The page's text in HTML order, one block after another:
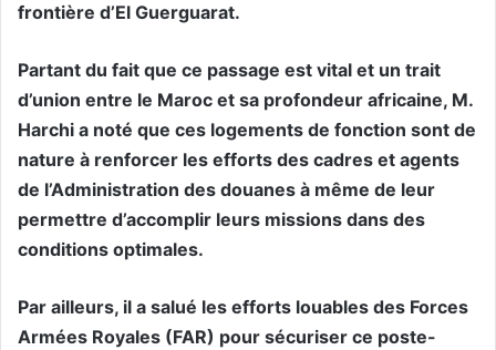
frontière d’El Guerguarat.
Partant du fait que ce passage est vital et un trait
d’union entre le Maroc et sa profondeur africaine, M.
Harchi a noté que ces logements de fonction sont de
nature à renforcer les efforts des cadres et agents
de l’Administration des douanes à même de leur
permettre d’accomplir leurs missions dans des
conditions optimales.
Par ailleurs, il a salué les efforts louables des Forces
Armées Royales (FAR) pour sécuriser ce poste-